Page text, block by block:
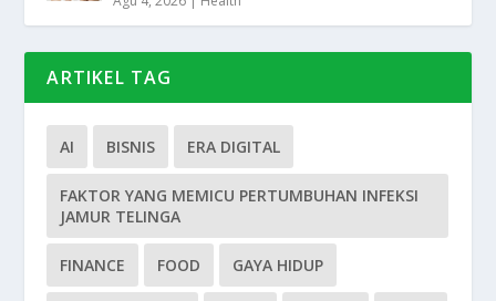
ARTIKEL TAG
AI BISNIS ERA DIGITAL
FAKTOR YANG MEMICU PERTUMBUHAN INFEKSI
JAMUR TELINGA
FINANCE FOOD GAYA HIDUP